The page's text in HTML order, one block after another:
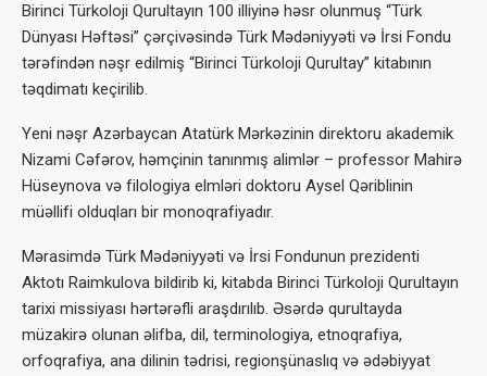
Birinci Türkoloji Qurultayın 100 illiyinə həsr olunmuş “Türk
Dünyası Həftəsi” çərçivəsində Türk Mədəniyyəti və İrsi Fondu
tərəfindən nəşr edilmiş “Birinci Türkoloji Qurultay” kitabının
təqdimatı keçirilib.
Yeni nəşr Azərbaycan Atatürk Mərkəzinin direktoru akademik
Nizami Cəfərov, həmçinin tanınmış alimlər – professor Mahirə
Hüseynova və filologiya elmləri doktoru Aysel Qəriblinin
müəllifi olduqları bir monoqrafiyadır.
Mərasimdə Türk Mədəniyyəti və İrsi Fondunun prezidenti
Aktotı Raimkulova bildirib ki, kitabda Birinci Türkoloji Qurultayın
tarixi missiyası hərtərəfli araşdırılıb. Əsərdə qurultayda
müzakirə olunan əlifba, dil, terminologiya, etnoqrafiya,
orfoqrafiya, ana dilinin tədrisi, regionşünaslıq və ədəbiyyat